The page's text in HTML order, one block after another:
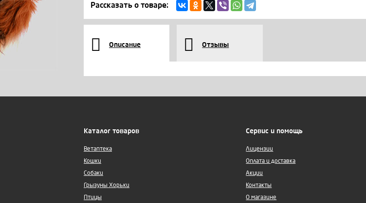
Рассказать о товаре:
Описание Отзывы
Каталог товаров
Ветаптека
Кошки
Собаки
Грызуны Хорьки
Птицы
Сервис и помощь
Лицензии
Оплата и доставка
Акции
Контакты
О магазине